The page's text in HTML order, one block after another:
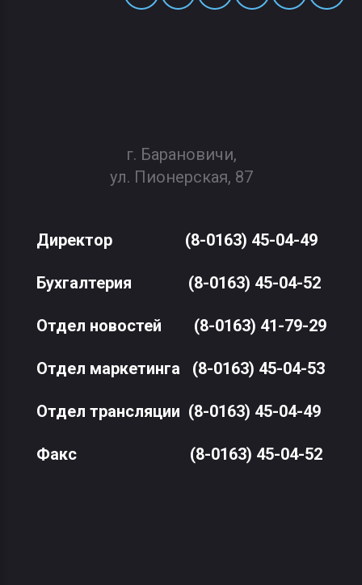
г. Барановичи,
ул. Пионерская, 87
Директор (8-0163) 45-04-49
Бухгалтерия (8-0163) 45-04-52
Отдел новостей (8-0163) 41-79-29
Отдел маркетинга (8-0163) 45-04-53
Отдел трансляции (8-0163) 45-04-49
Факс(8-0163) 45-04-52